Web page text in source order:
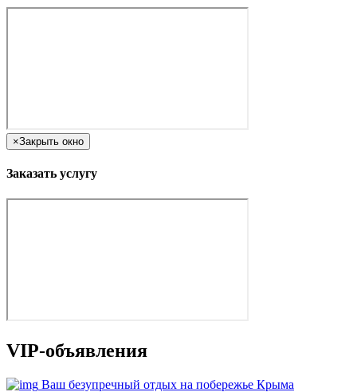
×Закрыть окно
Заказать услугу
VIP-объявления
Ваш безупречный отдых на побережье Крыма